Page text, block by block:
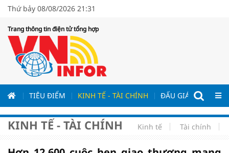
Thứ bảy 08/08/2026 21:31
Trang thông tin điện tử tổng hợp
TIÊU ĐIỂM KINH TẾ - TÀI CHÍNH ĐẤU GIÁ - ĐẤU
KINH TẾ - TÀI CHÍNH Kinh tế Tài chính